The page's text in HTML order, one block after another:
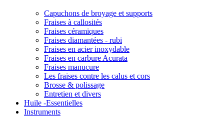
Capuchons de broyage et supports
Fraises à callosités
Fraises céramiques
Fraises diamantées - rubi
Fraises en acier inoxydable
Fraises en carbure Acurata
Fraises manucure
Les fraises contre les calus et cors
Brosse & polissage
Entretien et divers
Huile -Essentielles
Instruments